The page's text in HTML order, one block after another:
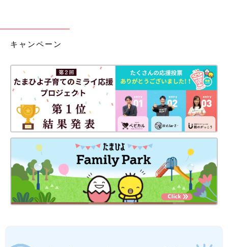
益社団法人 日本小児科学会、取材・文／麻生珠恵、ひよこクラ
※記事の内容は記事執筆当時の情報であり、現在と異なる場合が
あります。
キャンペーン